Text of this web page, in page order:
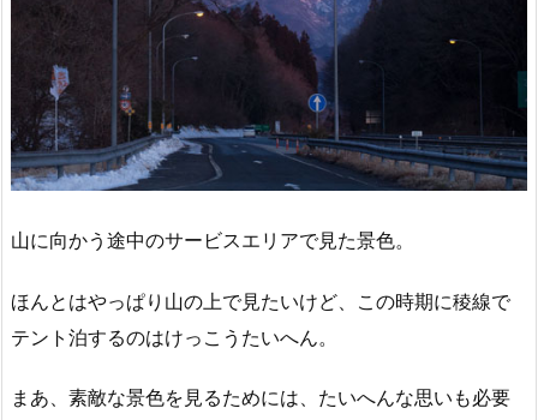
山に向かう途中のサービスエリアで見た景色。
ほんとはやっぱり山の上で見たいけど、この時期に稜線で
テント泊するのはけっこうたいへん。
まあ、素敵な景色を見るためには、たいへんな思いも必要